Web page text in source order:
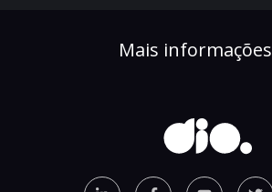
Mais informações